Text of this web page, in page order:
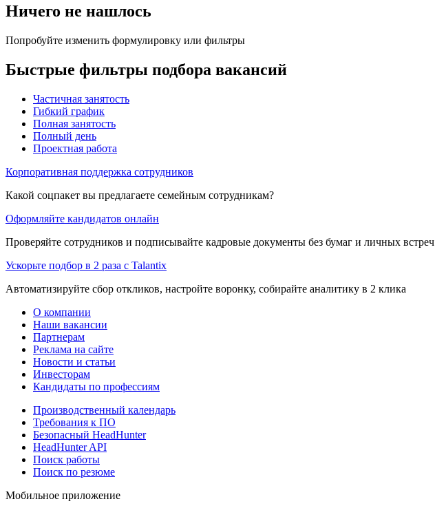
Ничего не нашлось
Попробуйте изменить формулировку или фильтры
Быстрые фильтры подбора вакансий
Частичная занятость
Гибкий график
Полная занятость
Полный день
Проектная работа
Корпоративная поддержка сотрудников
Какой соцпакет вы предлагаете семейным сотрудникам?
Оформляйте кандидатов онлайн
Проверяйте сотрудников и подписывайте кадровые документы без бумаг и личных встреч
Ускорьте подбор в 2 раза с Talantix
Автоматизируйте сбор откликов, настройте воронку, собирайте аналитику в 2 клика
О компании
Наши вакансии
Партнерам
Реклама на сайте
Новости и статьи
Инвесторам
Кандидаты по профессиям
Производственный календарь
Требования к ПО
Безопасный HeadHunter
HeadHunter API
Поиск работы
Поиск по резюме
Мобильное приложение